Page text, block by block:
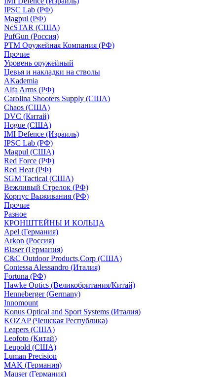
IPSC Lab (РФ)
Magpul (РФ)
NcSTAR (США)
PufGun (Россия)
РТМ Оружейная Компания (РФ)
Прочие
Уровень оружейный
Цевья и накладки на стволы
AKademia
Alfa Arms (РФ)
Carolina Shooters Supply (США)
Chaos (США)
DVC (Китай)
Hogue (США)
IMI Defence (Израиль)
IPSC Lab (РФ)
Magpul (США)
Red Force (РФ)
Red Heat (РФ)
SGM Tactical (США)
Вежливый Стрелок (РФ)
Корпус Выживания (РФ)
Прочие
Разное
КРОНШТЕЙНЫ И КОЛЬЦА
Apel (Германия)
Arkon (Россия)
Blaser (Германия)
C&C Outdoor Products,Corp (США)
Contessa Alessandro (Италия)
Fortuna (РФ)
Hawke Optics (Великобритания/Китай)
Henneberger (Germany)
Innomount
Konus Optical and Sport Systems (Италия)
KOZAP (Чешская Республика)
Leapers (США)
Leofoto (Китай)
Leupold (США)
Luman Precision
MAK (Германия)
Mauser (Германия)